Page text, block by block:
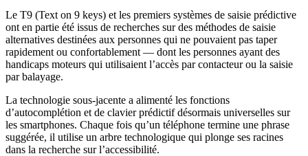
Le T9 (Text on 9 keys) et les premiers systèmes de saisie prédictive
ont en partie été issus de recherches sur des méthodes de saisie
alternatives destinées aux personnes qui ne pouvaient pas taper
rapidement ou confortablement — dont les personnes ayant des
handicaps moteurs qui utilisaient l’accès par contacteur ou la saisie
par balayage.
La technologie sous-jacente a alimenté les fonctions
d’autocomplétion et de clavier prédictif désormais universelles sur
les smartphones. Chaque fois qu’un téléphone termine une phrase
suggérée, il utilise un arbre technologique qui plonge ses racines
dans la recherche sur l’accessibilité.